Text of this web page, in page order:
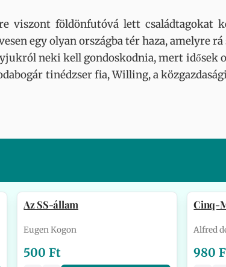
viszont földönfutóvá lett családtagokat
egy olyan országba tér haza, amelyre rá
neki kell gondoskodnia, mert
tinédzser fia, Willing, a
Az SS-állam
Eugen Kogon
500 Ft
Cinq-
Alfred
980